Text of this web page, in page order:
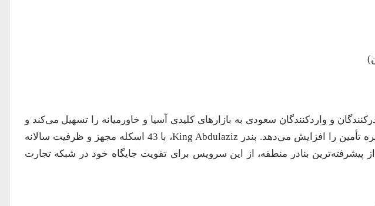
و واردکنندگان سعودی به بازارهای کلیدی آسیا و خاورمیانه را تسهیل می‌کند و
زمان‌بندی منظم آن بهره‌وری زنجیره تأمین را افزایش می‌دهد. بندر King Abdulaziz، با 43 اسکله مجهز و ظرفیت سالانه
از پیشرفته‌ترین بنادر منطقه، از این سرویس برای تقویت جایگاه خود در شبکه تجارت